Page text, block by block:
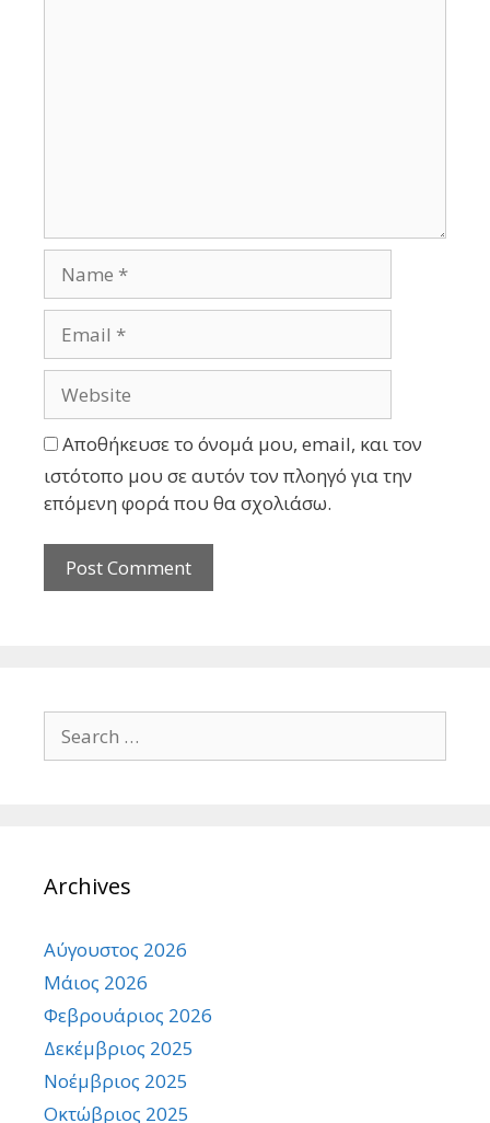
Αποθήκευσε το όνομά μου, email, και τον
ιστότοπο μου σε αυτόν τον πλοηγό για την
επόμενη φορά που θα σχολιάσω.
Search
for:
Archives
Αύγουστος 2026
Μάιος 2026
Φεβρουάριος 2026
Δεκέμβριος 2025
Νοέμβριος 2025
Οκτώβριος 2025